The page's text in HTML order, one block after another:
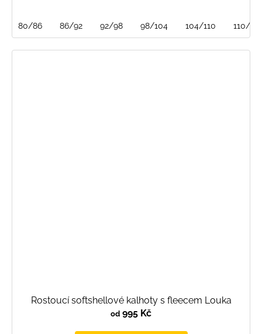
80/86 86/92 92/98 98/104 104/110 110/116
Rostoucí softshellové kalhoty s fleecem Louka
od 995 Kč